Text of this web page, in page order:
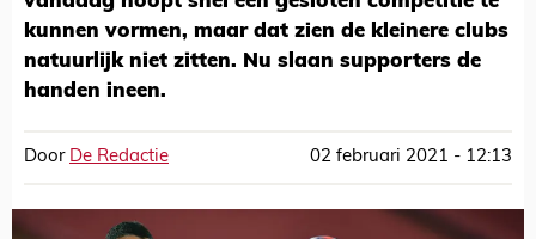
kunnen vormen, maar dat zien de kleinere clubs
natuurlijk niet zitten. Nu slaan supporters de
handen ineen.
Door De Redactie 02 februari 2021 - 12:13